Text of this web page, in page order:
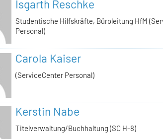
Isgarth Reschke
Studentische Hilfskräfte, Büroleitung HfM
Personal)
Carola Kaiser
(ServiceCenter Personal)
Kerstin Nabe
Titelverwaltung/Buchhaltung (SC H-8)